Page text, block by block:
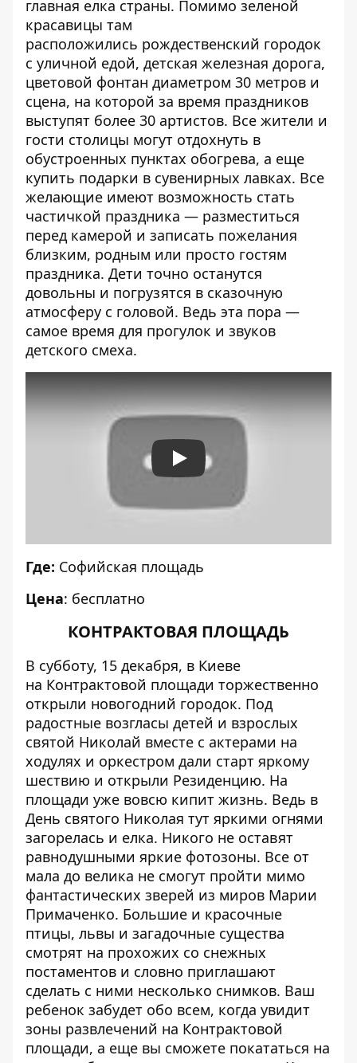
главная елка страны. Помимо зеленой
красавицы там
расположились рождественский городок
с уличной едой, детская железная дорога,
цветовой фонтан диаметром 30 метров и
сцена, на которой за время праздников
выступят более 30 артистов. Все жители и
гости столицы могут отдохнуть в
обустроенных пунктах обогрева, а еще
купить подарки в сувенирных лавках. Все
желающие имеют возможность стать
частичкой праздника — разместиться
перед камерой и записать пожелания
близким, родным или просто гостям
праздника. Дети точно останутся
довольны и погрузятся в сказочную
атмосферу с головой. Ведь эта пора —
самое время для прогулок и звуков
детского смеха.
Play
Где: Софийская площадь
Цена: бесплатно
КОНТРАКТОВАЯ ПЛОЩАДЬ
В субботу, 15 декабря, в Киеве
на Контрактовой площади торжественно
открыли новогодний городок. Под
радостные возгласы детей и взрослых
святой Николай вместе с актерами на
ходулях и оркестром дали старт яркому
шествию и открыли Резиденцию. На
площади уже вовсю кипит жизнь. Ведь в
День святого Николая тут яркими огнями
загорелась и елка. Никого не оставят
равнодушными яркие фотозоны. Все от
мала до велика не смогут пройти мимо
фантастических зверей из миров Марии
Примаченко. Большие и красочные
птицы, львы и загадочные существа
смотрят на прохожих со снежных
постаментов и словно приглашают
сделать с ними несколько снимков. Ваш
ребенок забудет обо всем, когда увидит
зоны развлечений на Контрактовой
площади, а еще вы сможете покататься на